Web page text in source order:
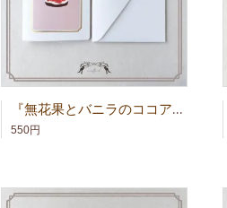
『無花果とバニラのココアケーキ』グリーティングカード
550円